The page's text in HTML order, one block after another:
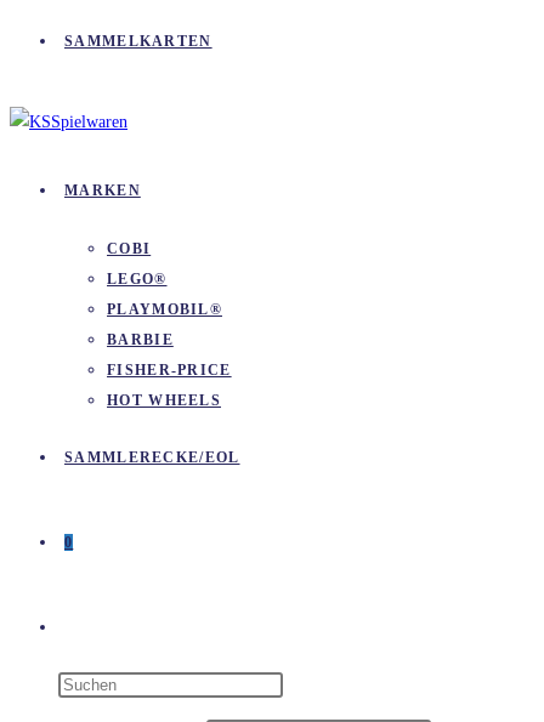
SAMMELKARTEN
MARKEN
COBI
LEGO®
PLAYMOBIL®
BARBIE
FISHER-PRICE
HOT WHEELS
SAMMLERECKE/EOL
0